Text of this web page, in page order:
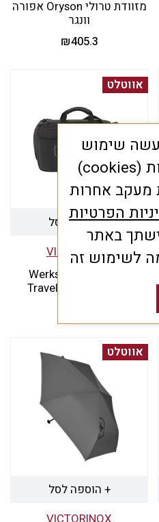
מזוודת טרולי Oryson אפורה
וונגר
₪405.3
אווטלט
+ הוספה לסל
VICTORINOX
תיק צד נסיעות Werks
Traveler Duffel black
אווטלט
+ הוספה לסל
שימוש
בקבצי עוגיות (cookies)
מעקב אחרות
הפרטיות
באתר
לשימוש זה